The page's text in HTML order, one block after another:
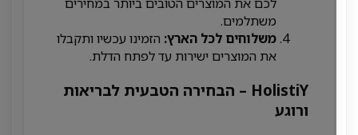
לכם את המוצרים הטובים ביותר במחירים
משתלמים.
משלוחים לכל הארץ:הזמינו עכשיו ותקבלו
את המוצרים ישירות עד לפתח הדלת.
HolistiY – הבחירה הטבעית לבריאות
ורוגע